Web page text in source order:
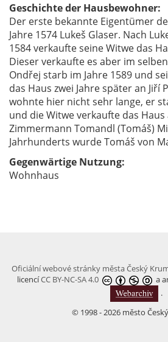
Geschichte der Hausbewohner:
Der erste bekannte Eigentümer
Jahre 1574 Lukeš Glaser. Nach
1584 verkaufte seine Witwe das
Dieser verkaufte es aber im
Ondřej starb im Jahre 1589 und
das Haus zwei Jahre später an Jiří
wohnte hier nicht sehr lange, er
und die Witwe verkaufte das Haus
Zimmermann Tomandl (Tomáš)
Jahrhunderts wurde Tomáš von
Gegenwärtige Nutzung:
Wohnhaus
Oficiální webové stránky města Český
licencíCC BY-NC-SA 4.0
a
.
© 1998 - 2026 město